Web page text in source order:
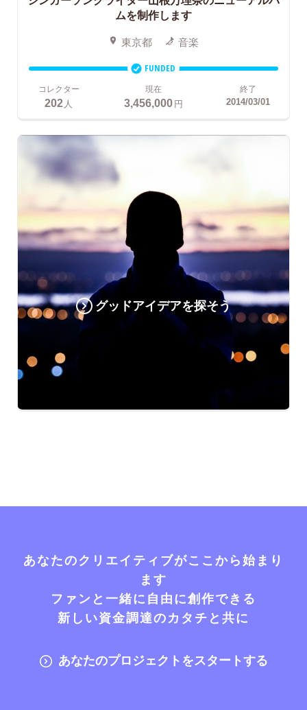
ムを制作します
東京都 音楽
FUNDED
コレクター
202 人
現在
3,456,000円
終了
2014/03/01
グッドアイデアを探そう
あなたのクリエイティブがここから始まり
ます
ファンと一緒に自由に創作できる
新しい資金調達のカタチと共に
あなたのプロジェクトをスタートする